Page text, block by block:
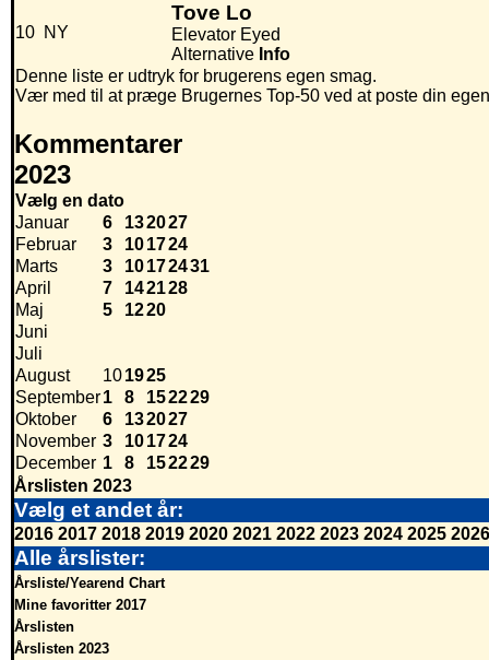
10 NY
Tove Lo
Elevator Eyed
Alternative Info
Denne liste er udtryk for brugerens egen smag.
Vær med til at præge Brugernes Top-50 ved at poste din
Kommentarer
2023
Vælg en dato
Januar
6 132027
Februar
3 101724
Marts
3 10172431
April
7 142128
Maj
5 1220
Juni
Juli
August
101925
September1 8 152229
Oktober
6 132027
November 3 101724
December 1 8 152229
Årslisten 2023
Vælg et andet år:
2016 2017 2018 2019 2020 2021 2022 2023 2024 2025 2026
Alle årslister:
Årsliste/Yearend Chart
Mine favoritter 2017
Årslisten
Årslisten 2023